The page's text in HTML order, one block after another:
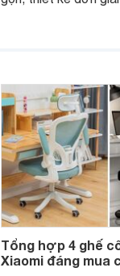
Tổng hợp 4 ghế
Xiaomi đáng mua